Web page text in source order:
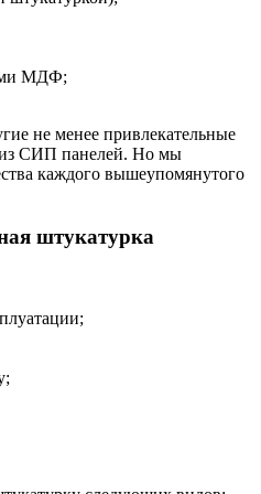
МДФ;
не менее привлекательные
из СИП панелей. Но мы
каждого вышеупомянутого
штукатурка